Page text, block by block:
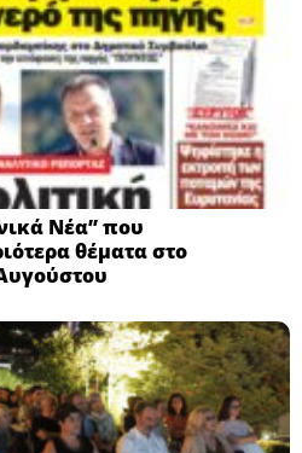
Νέα” που
θέματα στο